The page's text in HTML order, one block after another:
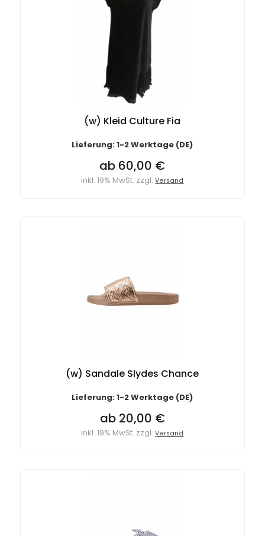
(w) Kleid Culture Fia
Lieferung: 1-2 Werktage (DE)
ab 60,00 €
inkl. 19% MwSt. zzgl.Versand
(w) Sandale Slydes Chance
Lieferung: 1-2 Werktage (DE)
ab 20,00 €
inkl. 19% MwSt. zzgl.Versand